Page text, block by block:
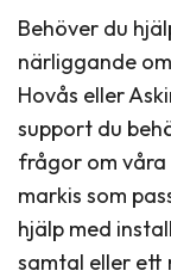
Behöver du
närliggande
Hovås eller
support du
frågor om våra
markis som
hjälp med
samtal eller ett